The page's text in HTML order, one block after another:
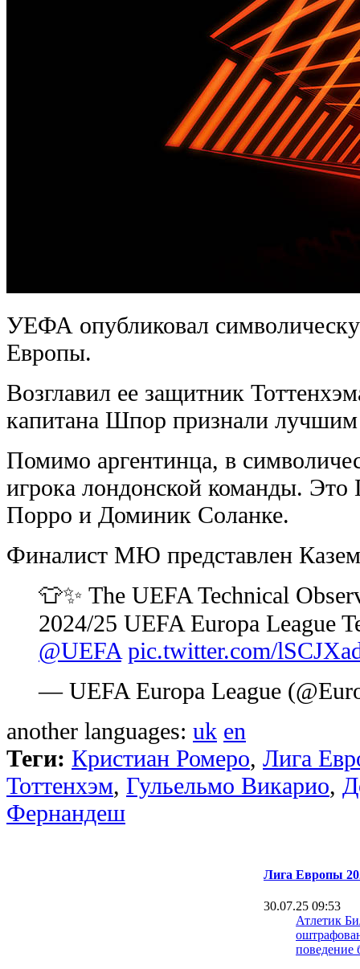
УЕФА опубликовал
Европы.
Возглавил ее защитник
капитана Шпор признали лучшим
Помимо аргентинца, в
игрока лондонской команды.
Порро и Доминик Соланке.
Финалист МЮ представлен
👕✨ The UEFA Technical
2024/25 UEFA Europa League
@UEFA pic.twitter.com/
— UEFA Europa League
another languages: uk en
Теги: Кристиан Ромеро, Лига
Тоттенхэм, Гульельмо Викарио,
Фернандеш
Лига Европы
30.07.25 09:53
Атлетик
поведение